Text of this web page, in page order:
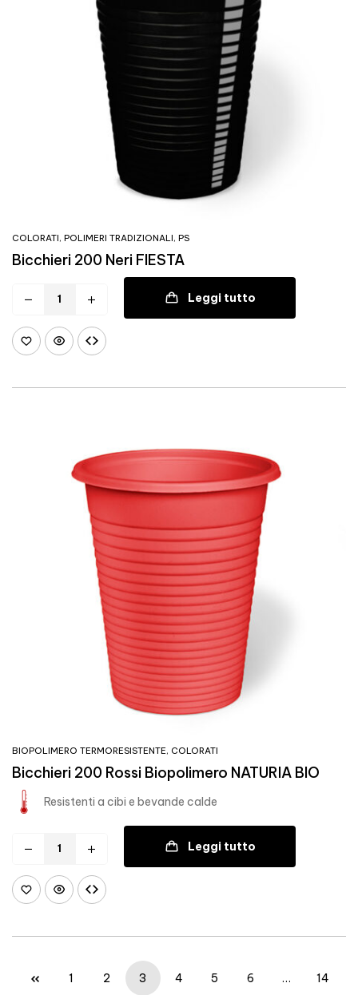
COLORATI, POLIMERI TRADIZIONALI, PS
Bicchieri 200 Neri FIESTA
Leggi tutto
BIOPOLIMERO TERMORESISTENTE, COLORATI
Bicchieri 200 Rossi Biopolimero NATURIA BIO
Resistenti a cibi e bevande calde
Leggi tutto
1 2 3 4 5 6 … 14